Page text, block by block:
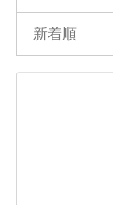
新着順